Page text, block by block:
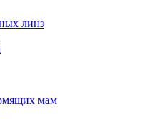
линз
мам